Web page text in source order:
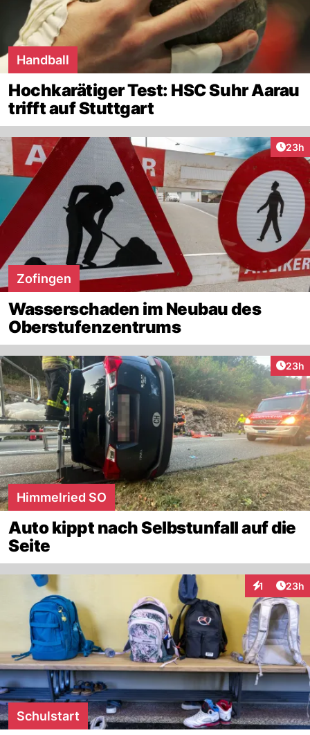
Handball
Hochkarätiger Test: HSC Suhr Aarau
trifft auf Stuttgart
23h
Zofingen
Wasserschaden im Neubau des
Oberstufenzentrums
23h
Himmelried SO
Auto kippt nach Selbstunfall auf die
Seite
1
Interaktionen
23h
Schulstart